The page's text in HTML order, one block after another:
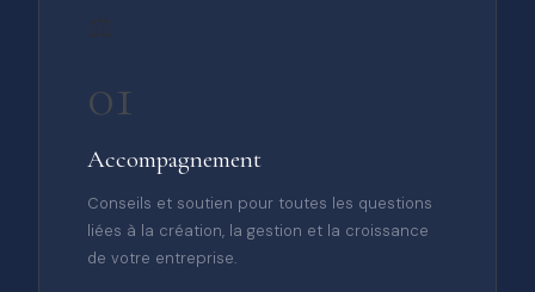
01
Accompagnement
Conseils et soutien pour toutes les questions
liées à la création, la gestion et la croissance
de votre entreprise.